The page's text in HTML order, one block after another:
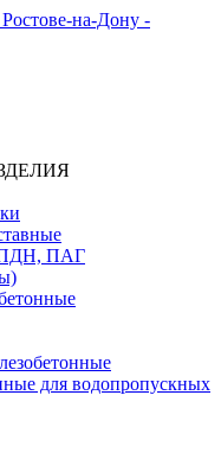
ПДН, ПАГ
для водопропускных